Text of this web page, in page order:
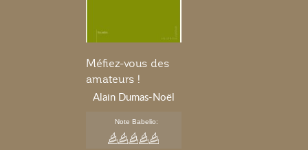
Méfiez-vous des
amateurs !
Alain Dumas-Noël
Note Babelio: